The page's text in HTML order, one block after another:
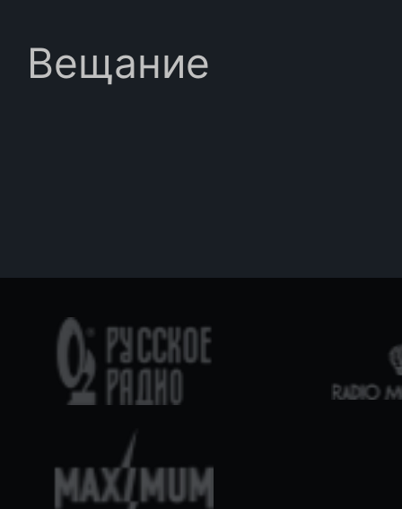
Вещание